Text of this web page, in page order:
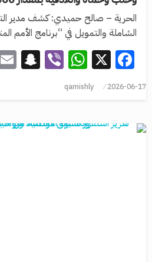
الحرية – صالح حميدي: كشف مدير
الشاملة والتمويل في “برنامج الأمم
Facebook
X
Viber
2026-06-17
qamishly